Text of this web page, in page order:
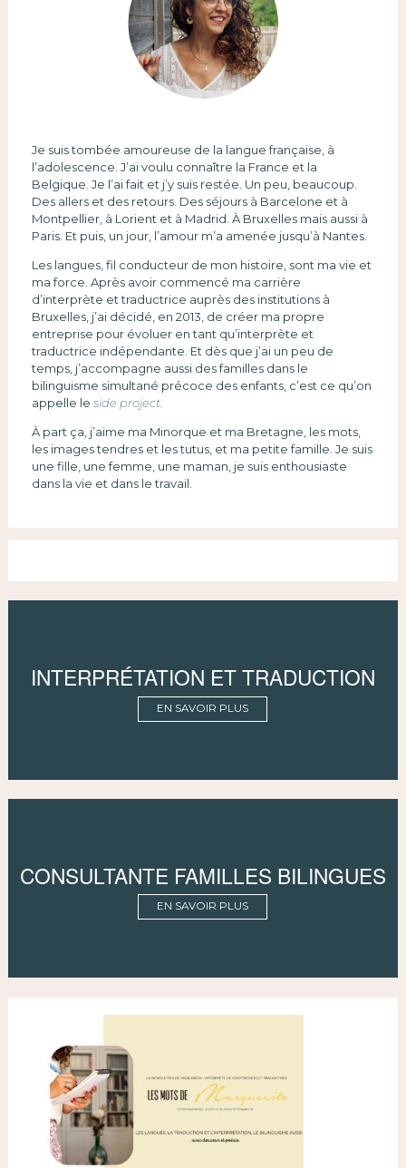
Je suis tombée amoureuse de la langue française, à
l’adolescence. J’ai voulu connaître la France et la
Belgique. Je l’ai fait et j’y suis restée. Un peu, beaucoup.
Des allers et des retours. Des séjours à Barcelone et à
Montpellier, à Lorient et à Madrid. À Bruxelles mais aussi à
Paris. Et puis, un jour, l’amour m’a amenée jusqu’à Nantes.
Les langues, fil conducteur de mon histoire, sont ma vie et
ma force. Après avoir commencé ma carrière
d’interprète et traductrice auprès des institutions à
Bruxelles, j’ai décidé, en 2013, de créer ma propre
entreprise pour évoluer en tant qu’interprète et
traductrice indépendante. Et dès que j’ai un peu de
temps, j’accompagne aussi des familles dans le
bilinguisme simultané précoce des enfants, c’est ce qu’on
appelle le side project.
À part ça, j’aime ma Minorque et ma Bretagne, les mots,
les images tendres et les tutus, et ma petite famille. Je suis
une fille, une femme, une maman, je suis enthousiaste
dans la vie et dans le travail.
INTERPRÉTATION ET TRADUCTION
EN SAVOIR PLUS
CONSULTANTE FAMILLES BILINGUES
EN SAVOIR PLUS